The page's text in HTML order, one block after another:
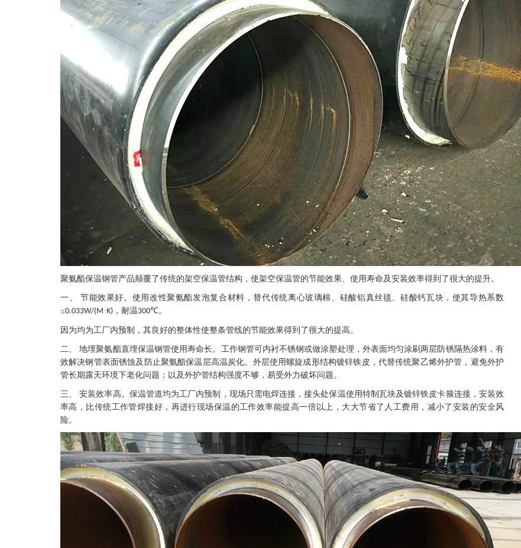
聚氨酯保温钢管产品颠覆了传统的架空保温管结构，使架空保温管的节能效果、使用寿命及安装效率得到了很大的提升。
一、 节能效果好。使用改性聚氨酯发泡复合材料，替代传统离心玻璃棉、硅酸铝真丝毯、硅酸钙瓦块，使其导热系数
≤0.033W/(M·K) ，耐温300℃。
因为均为工厂内预制，其良好的整体性使整条管线的节能效果得到了很大的提高。
二、 地埋聚氨酯直埋保温钢管使用寿命长。工作钢管可内衬不锈钢或做涂塑处理，外表面均匀涂刷两层防锈隔热涂料，有
效解决钢管表面锈蚀及防止聚氨酯保温层高温炭化。外层使用螺旋成形结构镀锌铁皮，代替传统聚乙烯外护管，避免外护
管长期露天环境下老化问题；以及外护管结构强度不够，易受外力破坏问题。
三、
安装效率高。保温管道均为工厂内预制，现场只需电焊连接，接头处保温使用特制瓦块及镀锌铁皮卡箍连接，安装效
率高，比传统工作管焊接好，再进行现场保温的工作效率能提高一倍以上，大大节省了人工费用，减小了安装的安全风
险。